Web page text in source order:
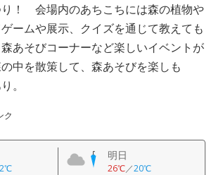
！ 会場内のあちこちには森の植物や
ームや展示、クイズを通じて教えても
あそびコーナーなど楽しいイベントが
中を散策して、森あそびを楽しも
。
ク
明日
26℃／20℃